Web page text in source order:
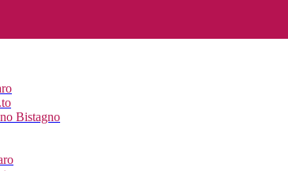
Bistagno